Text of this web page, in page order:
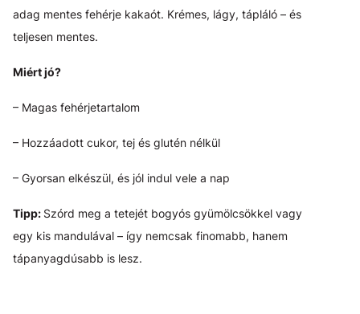
adag mentes fehérje kakaót. Krémes, lágy, tápláló – és
teljesen mentes.
Miért jó?
– Magas fehérjetartalom
– Hozzáadott cukor, tej és glutén nélkül
– Gyorsan elkészül, és jól indul vele a nap
Tipp: Szórd meg a tetejét bogyós gyümölcsökkel vagy
egy kis mandulával – így nemcsak finomabb, hanem
tápanyagdúsabb is lesz.